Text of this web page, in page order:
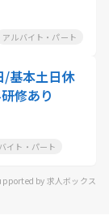
アルバイト・パート
/基本土日休
修あり
イト・パート
by 求人ボックス